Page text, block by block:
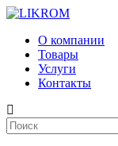
О компании
Товары
Услуги
Контакты